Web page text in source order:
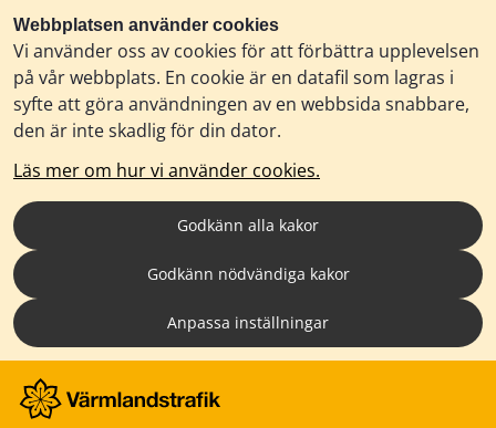
Webbplatsen använder cookies
Vi använder oss av cookies för att förbättra upplevelsen
på vår webbplats. En cookie är en datafil som lagras i
syfte att göra användningen av en webbsida snabbare,
den är inte skadlig för din dator.
Läs mer om hur vi använder cookies.
Godkänn alla kakor
Godkänn nödvändiga kakor
Anpassa inställningar